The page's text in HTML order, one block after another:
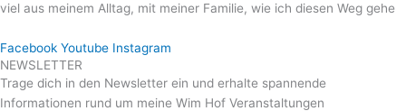
viel aus meinem Alltag, mit meiner Familie, wie ich diesen Weg gehe
Facebook Youtube Instagram
NEWSLETTER
Trage dich in den Newsletter ein und erhalte spannende
Informationen rund um meine Wim Hof Veranstaltungen